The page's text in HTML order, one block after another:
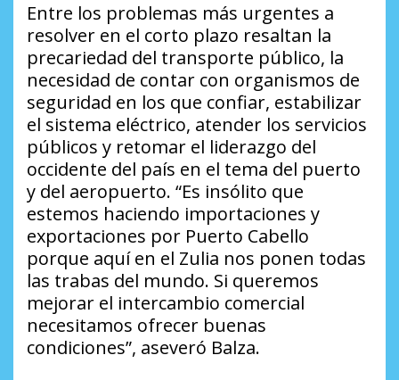
Entre los problemas más urgentes a
resolver en el corto plazo resaltan la
precariedad del transporte público, la
necesidad de contar con organismos de
seguridad en los que confiar, estabilizar
el sistema eléctrico, atender los servicios
públicos y retomar el liderazgo del
occidente del país en el tema del puerto
y del aeropuerto. “Es insólito que
estemos haciendo importaciones y
exportaciones por Puerto Cabello
porque aquí en el Zulia nos ponen todas
las trabas del mundo. Si queremos
mejorar el intercambio comercial
necesitamos ofrecer buenas
condiciones”, aseveró Balza.